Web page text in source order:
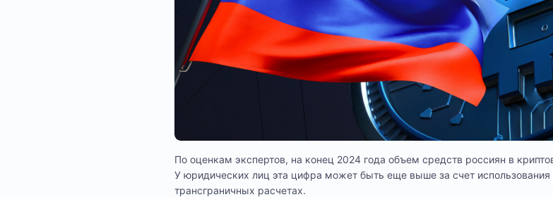
По оценкам экспертов, на конец 2024 года объем средств россиян в
У юридических лиц эта цифра может быть еще выше за счет
трансграничных расчетах.